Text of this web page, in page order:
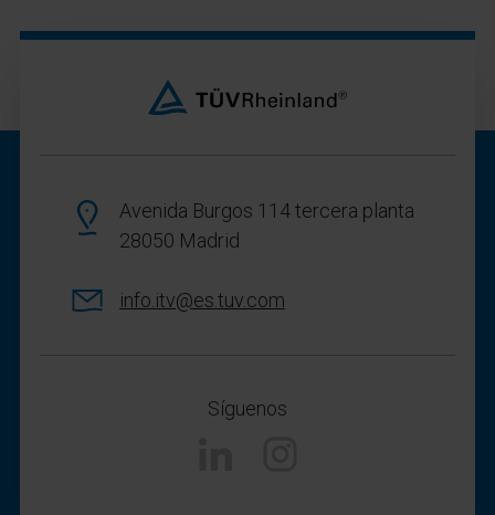
Avenida Burgos 114 tercera planta
28050 Madrid
info.itv@es.tuv.com
Síguenos